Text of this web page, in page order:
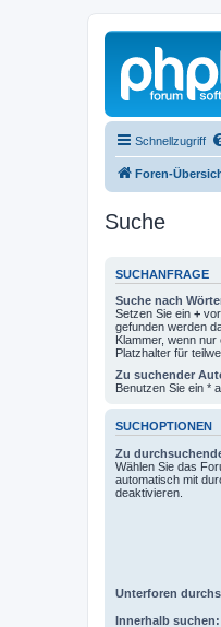
Schnellzugriff
Foren-
Suche
SUCHANFRAGE
Suche nach
Setzen Sie ein +
gefunden werden
Klammer, wenn
Platzhalter für
Zu suchender
Benutzen Sie ein *
SUCHOPTIONEN
Zu
Wählen Sie das
automatisch mit
deaktivieren.
Unterforen
Innerhalb suchen: